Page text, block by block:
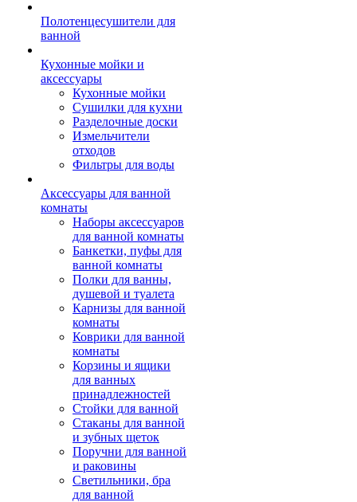
Полотенцесушители для
ванной
Кухонные мойки и
аксессуары
Кухонные мойки
Сушилки для кухни
Разделочные доски
Измельчители
отходов
Фильтры для воды
Аксессуары для ванной
комнаты
Наборы аксессуаров
для ванной комнаты
Банкетки, пуфы для
ванной комнаты
Полки для ванны,
душевой и туалета
Карнизы для ванной
комнаты
Коврики для ванной
комнаты
Корзины и ящики
для ванных
принадлежностей
Стойки для ванной
Стаканы для ванной
и зубных щеток
Поручни для ванной
и раковины
Светильники, бра
для ванной